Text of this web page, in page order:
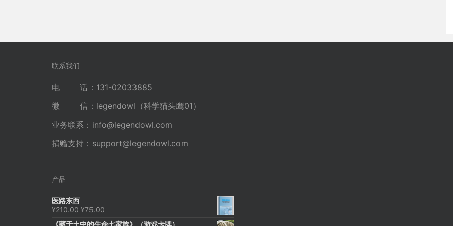
联系我们
电 话：131-02033885
微 信：legendowl（科学猫头鹰01）
业务联系： info@legendowl.com
捐赠支持： support@legendowl.com
产品
医路东西
¥210.00 原
¥75.00